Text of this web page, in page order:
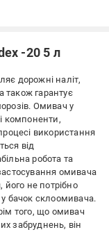
-20 5 л
дорожні наліт,
також гарантує
Омивач у
компоненти,
використання
від
робота та
омивача
не потрібно
бачок склоомивача.
того, що омивач
забруднень, він